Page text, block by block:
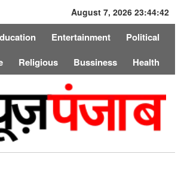
August 7, 2026 23:44:42
Entertainment
Political
Religious Bussiness Health